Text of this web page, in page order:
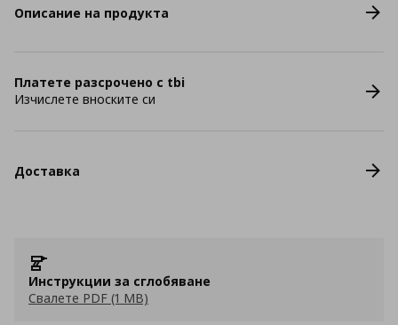
Описание на продукта
Платете разсрочено с tbi
Изчислете вноските си
Доставка
Инструкции за сглобяване
Свалете PDF (1 MB)